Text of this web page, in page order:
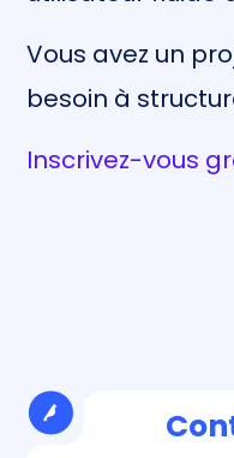
Vous avez un
besoin à
Inscrivez-vous